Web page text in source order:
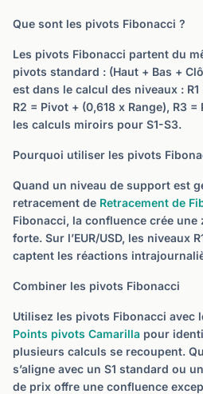
Que sont les pivots Fibonacci ?
Les pivots Fibonacci partent du
pivots standard : (Haut + Bas +
est dans le calcul des niveaux :
R2 = Pivot + (0,618 x Range), R3
les calculs miroirs pour S1-S3.
Pourquoi utiliser les pivots
Quand un niveau de support est
retracement de Retracement de
Fibonacci, la confluence crée une
forte. Sur l’EUR/USD, les niveaux
captent les réactions
Combiner les pivots Fibonacci
Utilisez les pivots Fibonacci avec
Points pivots Camarilla pour
plusieurs calculs se recoupent.
s’aligne avec un S1 standard ou
de prix offre une confluence